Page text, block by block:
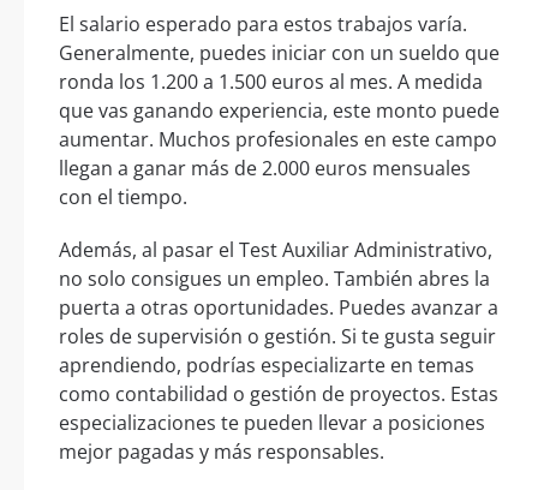
El salario esperado para estos trabajos varía.
Generalmente, puedes iniciar con un sueldo que
ronda los 1.200 a 1.500 euros al mes. A medida
que vas ganando experiencia, este monto puede
aumentar. Muchos profesionales en este campo
llegan a ganar más de 2.000 euros mensuales
con el tiempo.
Además, al pasar el Test Auxiliar Administrativo,
no solo consigues un empleo. También abres la
puerta a otras oportunidades. Puedes avanzar a
roles de supervisión o gestión. Si te gusta seguir
aprendiendo, podrías especializarte en temas
como contabilidad o gestión de proyectos. Estas
especializaciones te pueden llevar a posiciones
mejor pagadas y más responsables.